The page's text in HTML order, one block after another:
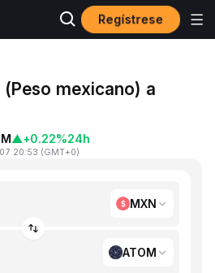
Regístrese
mexicano) a
▲+0.22%24h
20:53 (GMT+0)
MXN
ATOM